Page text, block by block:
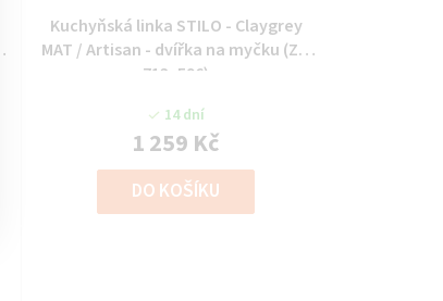
Kuchyňská linka STILO - Claygrey
MAT / Artisan - dvířka na myčku (ZM
713x596)
14 dní
1 259 Kč
DO KOŠÍKU